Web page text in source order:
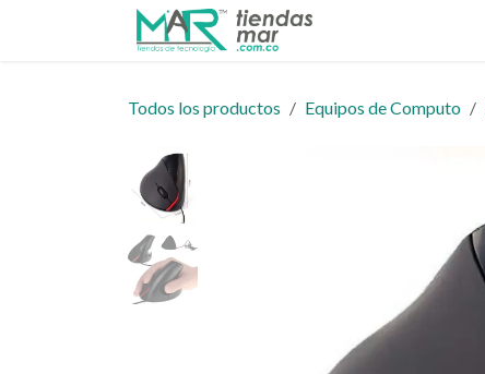
Todos los productos Equipos de Computo